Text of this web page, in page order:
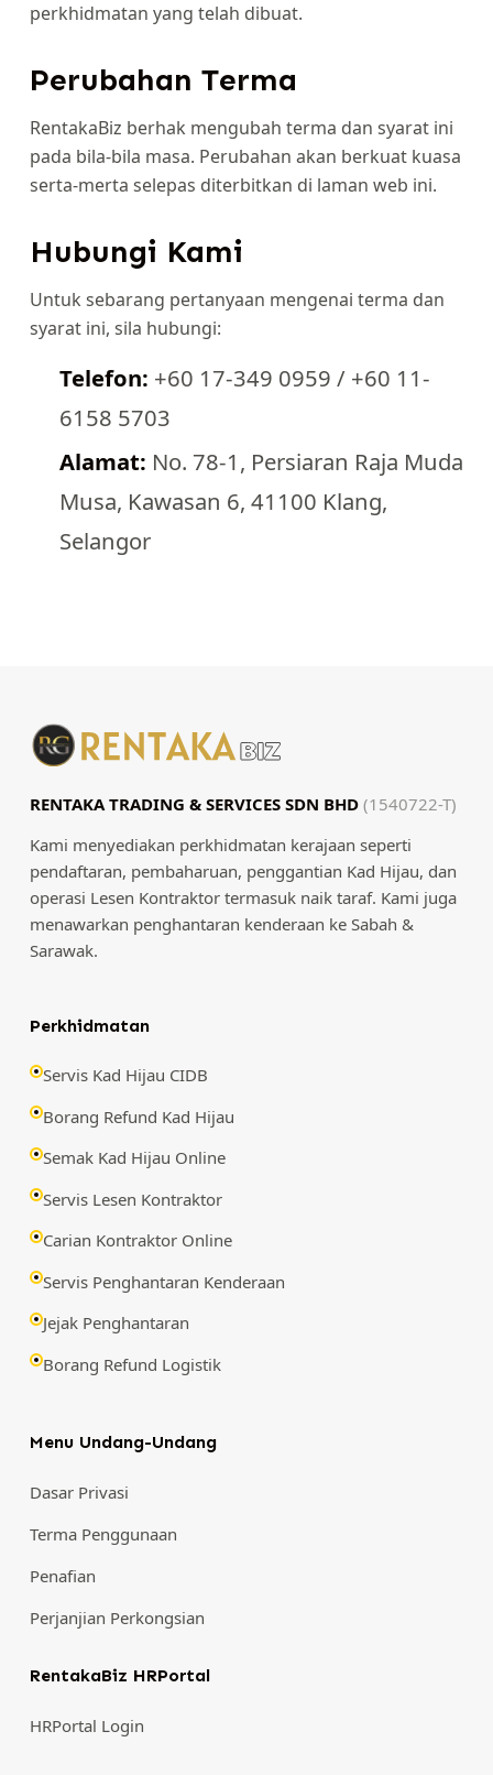
perkhidmatan yang telah dibuat.
Perubahan Terma
RentakaBiz berhak mengubah terma dan syarat ini
pada bila-bila masa. Perubahan akan berkuat kuasa
serta-merta selepas diterbitkan di laman web ini.
Hubungi Kami
Untuk sebarang pertanyaan mengenai terma dan
syarat ini, sila hubungi:
Telefon: +60 17-349 0959 / +60 11-
6158 5703
Alamat: No. 78-1, Persiaran Raja Muda
Musa, Kawasan 6, 41100 Klang,
Selangor
RENTAKA TRADING & SERVICES SDN BHD (1540722-T)
Kami menyediakan perkhidmatan kerajaan seperti
pendaftaran, pembaharuan, penggantian Kad Hijau, dan
operasi Lesen Kontraktor termasuk naik taraf. Kami juga
menawarkan penghantaran kenderaan ke Sabah &
Sarawak.
Perkhidmatan
Servis Kad Hijau CIDB
Borang Refund Kad Hijau
Semak Kad Hijau Online
Servis Lesen Kontraktor
Carian Kontraktor Online
Servis Penghantaran Kenderaan
Jejak Penghantaran
Borang Refund Logistik
Menu Undang-Undang
Dasar Privasi
Terma Penggunaan
Penafian
Perjanjian Perkongsian
RentakaBiz HRPortal
HRPortal Login